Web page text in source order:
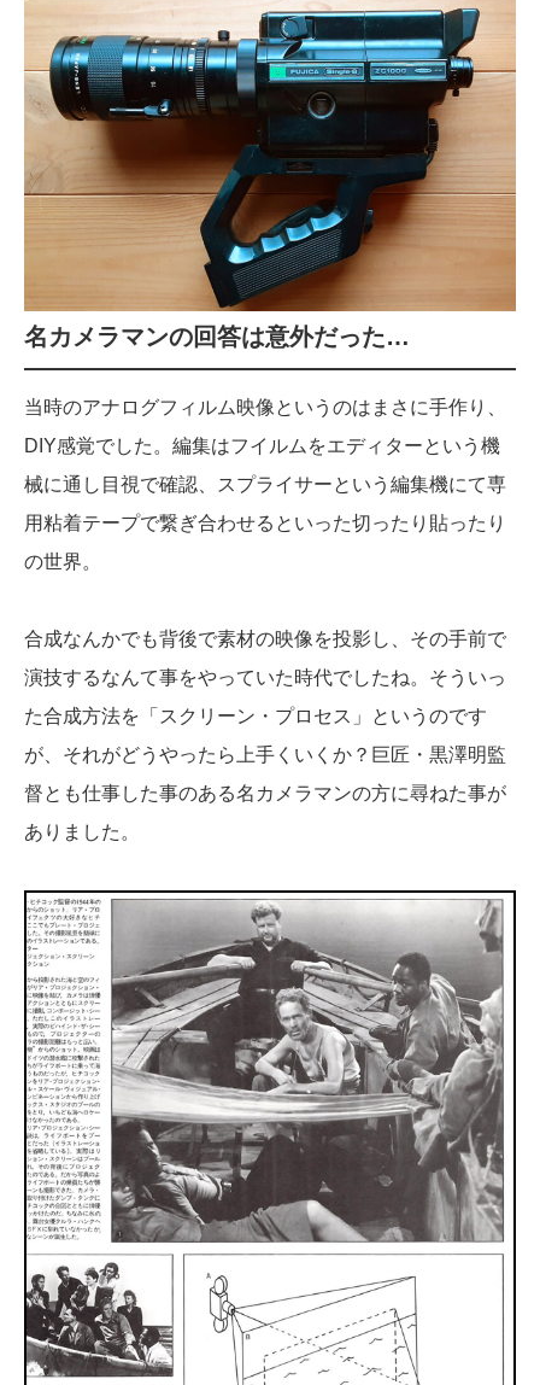
名カメラマンの回答は意外だった…
当時のアナログフィルム映像というのはまさに手作り、
DIY感覚でした。編集はフイルムをエディターという機
械に通し目視で確認、スプライサーという編集機にて専
用粘着テープで繋ぎ合わせるといった切ったり貼ったり
の世界。
合成なんかでも背後で素材の映像を投影し、その手前で
演技するなんて事をやっていた時代でしたね。そういっ
た合成方法を「スクリーン・プロセス」というのです
が、それがどうやったら上手くいくか？巨匠・黒澤明監
督とも仕事した事のある名カメラマンの方に尋ねた事が
ありました。